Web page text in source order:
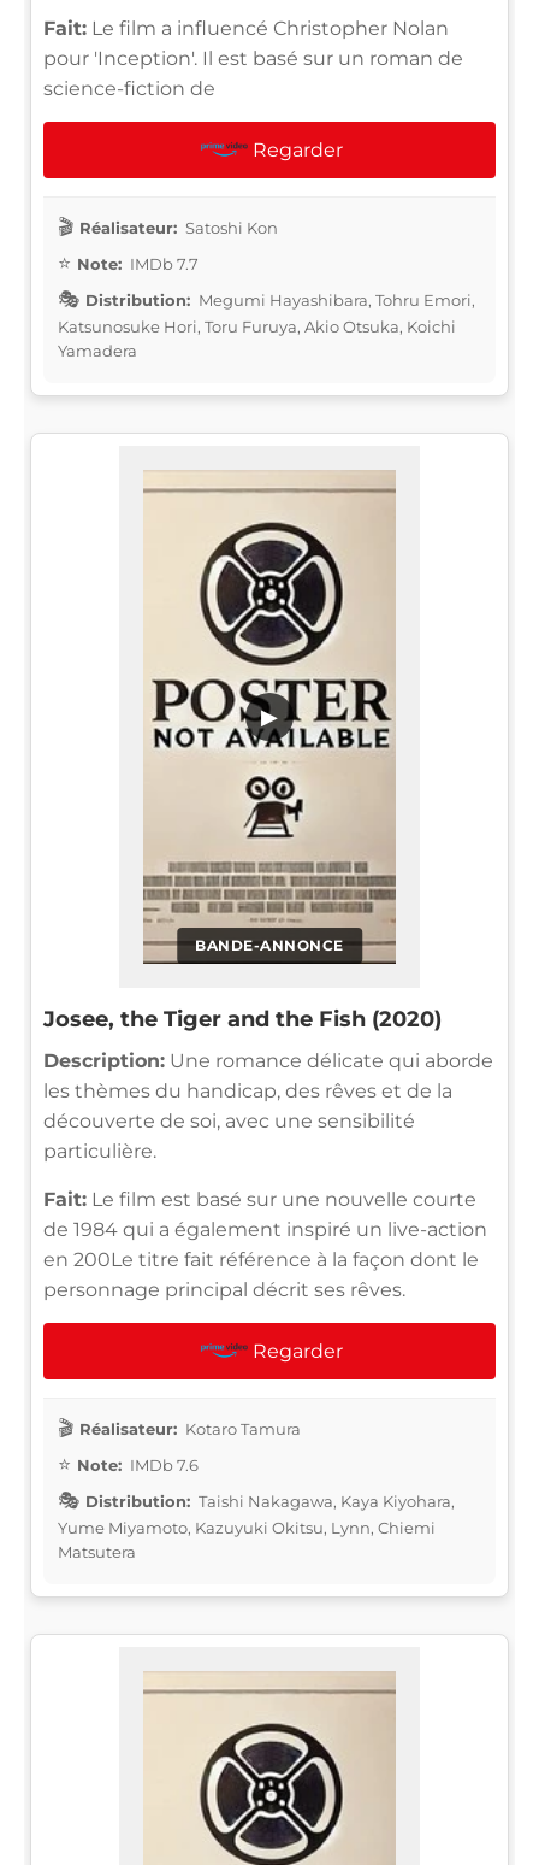
Fait: Le film a influencé Christopher Nolan
pour 'Inception'. Il est basé sur un roman de
science-fiction de
Regarder
Réalisateur: Satoshi Kon
Note: IMDb 7.7
Distribution: Megumi Hayashibara, Tohru Emori,
Katsunosuke Hori, Toru Furuya, Akio Otsuka, Koichi
Yamadera
BANDE-ANNONCE
▶
Josee, the Tiger and the Fish (2020)
Description: Une romance délicate qui aborde
les thèmes du handicap, des rêves et de la
découverte de soi, avec une sensibilité
particulière.
Fait: Le film est basé sur une nouvelle courte
de 1984 qui a également inspiré un live-action
en 200Le titre fait référence à la façon dont le
personnage principal décrit ses rêves.
Regarder
Réalisateur: Kotaro Tamura
Note: IMDb 7.6
Distribution: Taishi Nakagawa, Kaya Kiyohara,
Yume Miyamoto, Kazuyuki Okitsu, Lynn, Chiemi
Matsutera